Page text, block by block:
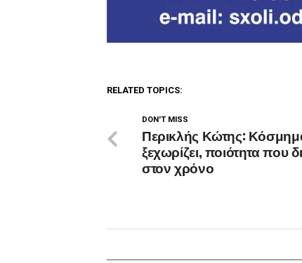
RELATED TOPICS:
DON'T MISS
Περικλής Κώτης:
ξεχωρίζει, ποιότητα που
στον χρόνο